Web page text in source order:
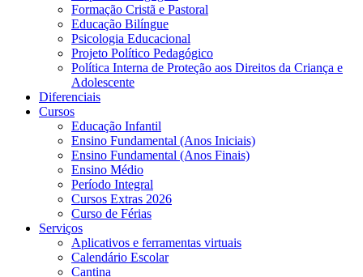
Formação Cristã e Pastoral
Educação Bilíngue
Psicologia Educacional
Projeto Político Pedagógico
Política Interna de Proteção aos Direitos da Criança e
Adolescente
Diferenciais
Cursos
Educação Infantil
Ensino Fundamental (Anos Iniciais)
Ensino Fundamental (Anos Finais)
Ensino Médio
Período Integral
Cursos Extras 2026
Curso de Férias
Serviços
Aplicativos e ferramentas virtuais
Calendário Escolar
Cantina